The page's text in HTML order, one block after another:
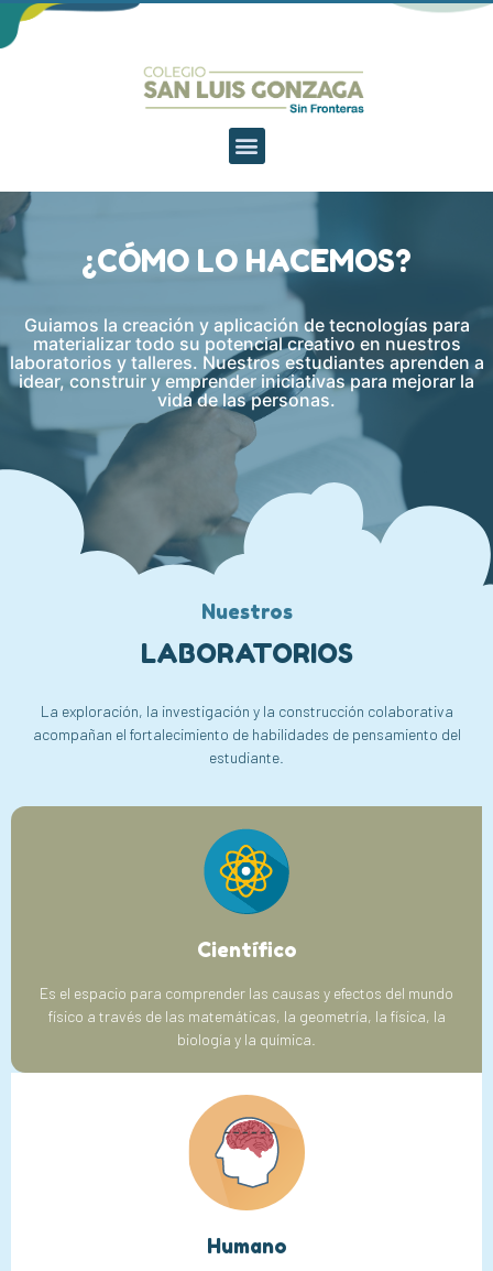
¿CÓMO LO HACEMOS?
Guiamos la creación y aplicación de tecnologías para
materializar todo su potencial creativo en nuestros
laboratorios y talleres. Nuestros estudiantes aprenden a
idear, construir y emprender iniciativas para mejorar la
vida de las personas.
Nuestros
LABORATORIOS
La exploración, la investigación y la construcción colaborativa
acompañan el fortalecimiento de habilidades de pensamiento del
estudiante.
Científico
Es el espacio para comprender las causas y efectos del mundo
físico a través de las matemáticas, la geometría, la física, la
biología y la química.
Humano